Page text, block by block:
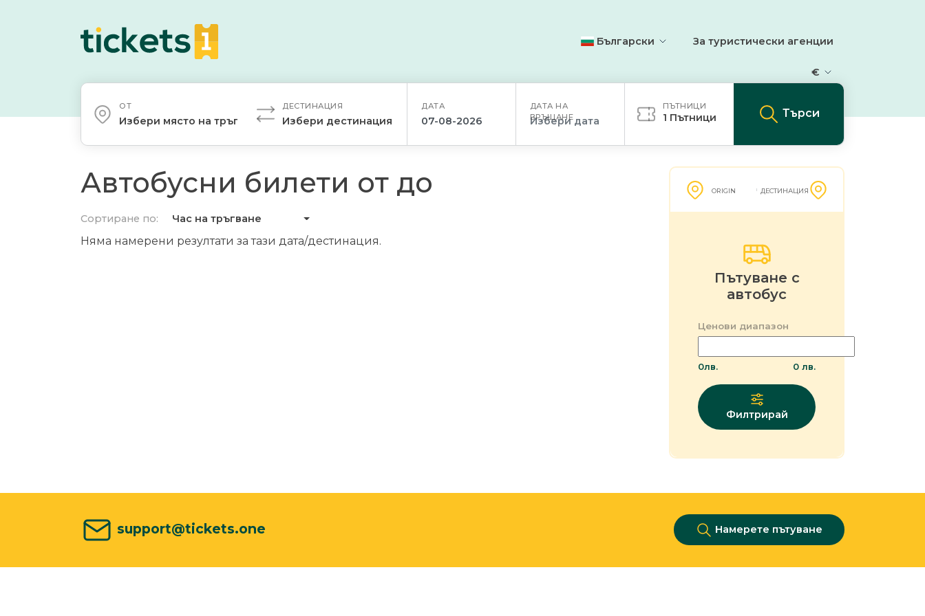
Български За туристически агенции
€
ОТ
Избери място на тръгване
ДЕСТИНАЦИЯ
Избери дестинация
ДАТА
ДАТА НА
ВРЪЩАНЕ
ПЪТНИЦИ
1 Пътници Търси
Автобусни билети от до
Сортиране по: Час на тръгване
Няма намерени резултати за тази дата/дестинация.
ORIGIN ДЕСТИНАЦИЯ
Пътуване с
автобус
Ценови диапазон
0лв. 0 лв.
Филтрирай
support@tickets.one Намерете пътуване